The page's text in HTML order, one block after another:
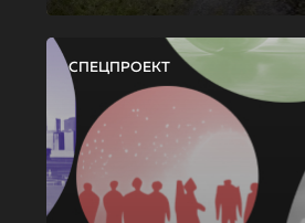
СПЕЦПРОЕКТ